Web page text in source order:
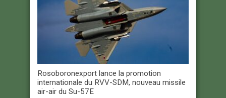
Rosoboronexport lance la promotion
internationale du RVV-SDM, nouveau missile
air-air du Su-57E